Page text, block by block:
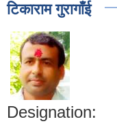
टिकाराम गुरागाँई
Designation: